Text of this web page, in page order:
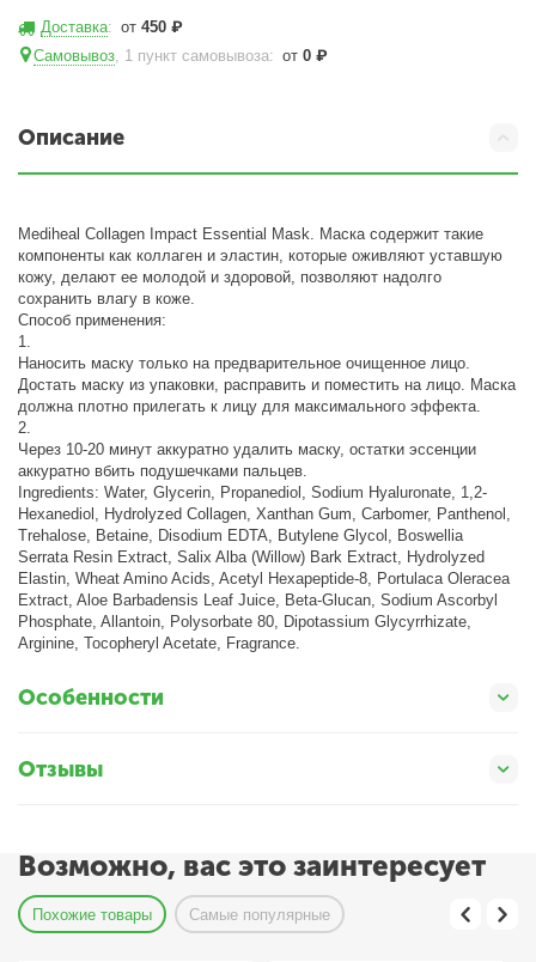
Доставка: от450 ₽
Самовывоз, 1 пункт самовывоза: от0 ₽
Описание
Mediheal Collagen Impact Essential Mask. Маска содержит такие
компоненты как коллаген и эластин, которые оживляют уставшую
кожу, делают ее молодой и здоровой, позволяют надолго
сохранить влагу в коже.
Способ применения:
1.
Наносить маску только на предварительное очищенное лицо.
Достать маску из упаковки, расправить и поместить на лицо. Маска
должна плотно прилегать к лицу для максимального эффекта.
2.
Через 10-20 минут аккуратно удалить маску, остатки эссенции
аккуратно вбить подушечками пальцев.
Ingredients: Water, Glycerin, Propanediol, Sodium Hyaluronate, 1,2-
Hexanediol, Hydrolyzed Collagen, Xanthan Gum, Carbomer, Panthenol,
Trehalose, Betaine, Disodium EDTA, Butylene Glycol, Boswellia
Serrata Resin Extract, Salix Alba (Willow) Bark Extract, Hydrolyzed
Elastin, Wheat Amino Acids, Acetyl Hexapeptide-8, Portulaca Oleracea
Extract, Aloe Barbadensis Leaf Juice, Beta-Glucan, Sodium Ascorbyl
Phosphate, Allantoin, Polysorbate 80, Dipotassium Glycyrrhizate,
Arginine, Tocopheryl Acetate, Fragrance.
Особенности
Отзывы
Возможно, вас это заинтересует
Похожие товары Самые популярные